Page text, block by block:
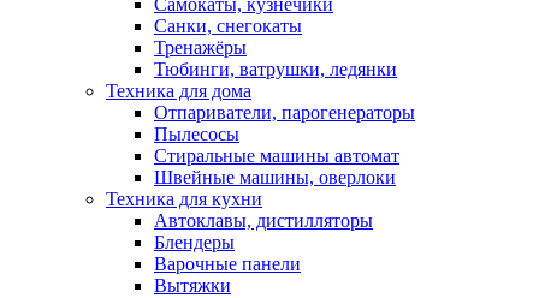
Самокаты, кузнечики
Санки, снегокаты
Тренажёры
Тюбинги, ватрушки, ледянки
Техника для дома
Отпариватели, парогенераторы
Пылесосы
Стиральные машины автомат
Швейные машины, оверлоки
Техника для кухни
Автоклавы, дистилляторы
Блендеры
Варочные панели
Вытяжки